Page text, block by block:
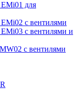
для
с вентилями
с вентилями и
с вентилями